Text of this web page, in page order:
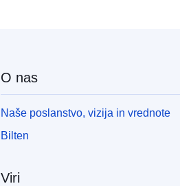
O nas
Naše poslanstvo, vizija in vrednote
Bilten
Viri